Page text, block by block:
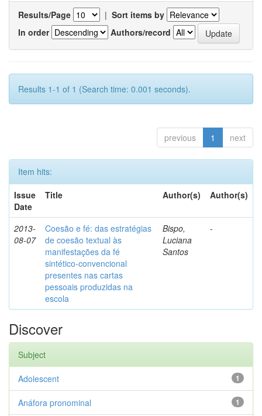
Results/Page | Sort items by
In order
Authors/record
Results 1-1 of 1 (Search time: 0.001 seconds).
previous 1 next
Item hits:
Issue
Date
Title Author(s) Author(s)
2013-
08-07
Coesão e fé: das estratégias
de coesão textual às
manifestações da fé
sintético-convencional
presentes nas cartas
pessoais produzidas na
escola
Bispo,
Luciana
Santos
-
Discover
Subject
1
Adolescent
1
Anáfora pronominal